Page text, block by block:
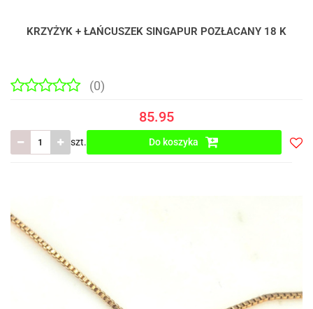
KRZYŻYK + ŁAŃCUSZEK SINGAPUR POZŁACANY 18 K
(0)
85.95
szt. Do koszyka